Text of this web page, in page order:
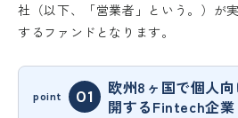
社（以下、「営業者」という。）が
するファンドとなります。
欧州8ヶ国で個人
開するFintech企業